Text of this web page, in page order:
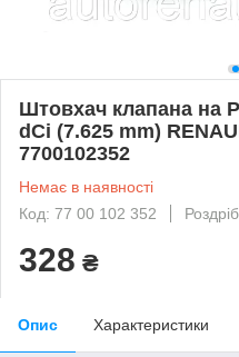
Штовхач клапана на
dCi (7.625 mm)
7700102352
Немає в наявності
Код: 77 00 102 352
Роздріб
328 ₴
Опис Характеристики